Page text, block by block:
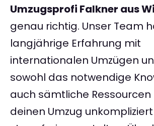
Umzugsprofi Falkner aus
genau richtig. Unser Team
langjährige Erfahrung mit
internationalen Umzügen
sowohl das notwendige
auch sämtliche Ressourcen
deinen Umzug